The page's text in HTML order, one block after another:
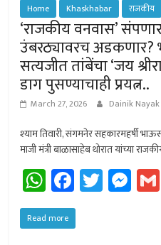
Home Khaskhabar राजकीय
‘राजकीय वनवास’ संपणार
उंबरठ्यावरच अडकणार?
सत्यजीत तांबेंचा ‘जय
डाग पुसण्याचाही प्रयत्न..
March 27, 2026 Dainik Nayak
श्याम तिवारी, संगमनेर सहकारमहर्षी
माजी मंत्री बाळासाहेब थोरात यांच्या
W
h
at
Fa
ce
b
T
wi
M
es
Read more